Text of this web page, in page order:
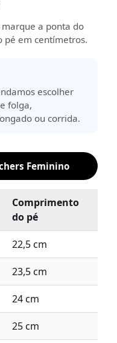
marque a ponta do
pé em centímetros.
escolher
folga,
ou corrida.
Feminino
Comprimento
do pé
22,5 cm
23,5 cm
24 cm
25 cm